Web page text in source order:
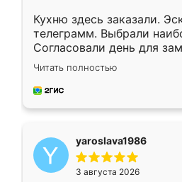
Кухню здесь заказали.
телеграмм. Выбрали
Согласовали день для
недели кухня была уже
довольны работой.
мебель за качественную
Читать полностью
yaroslava1986
3 августа 2026